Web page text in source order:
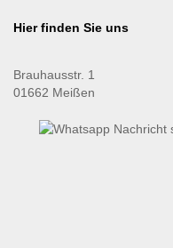
Hier finden Sie uns
Brauhausstr. 1
01662 Meißen